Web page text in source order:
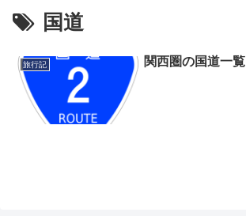
国道
旅行記 関西圏の国道一覧